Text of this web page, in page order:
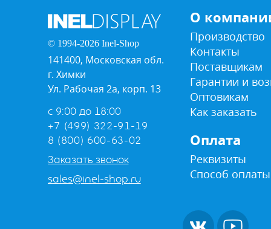
© 1994-2026 Inel-Shop
141400, Московская обл.
г. Химки
Ул. Рабочая 2а, корп. 13
с 9:00 до 18:00
+7 (499) 322-91-19
8 (800) 600-63-02
Заказать звонок
sales@inel-shop.ru
О
Производство
Контакты
Поставщикам
Гарантии и
Оптовикам
Как заказать
Оплата
Реквизиты
Способ оплаты